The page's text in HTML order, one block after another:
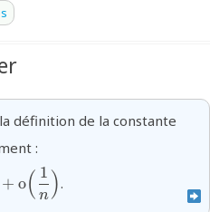
définition de la constante
:
{n}\Bigr)}
+ o( n
1 ).